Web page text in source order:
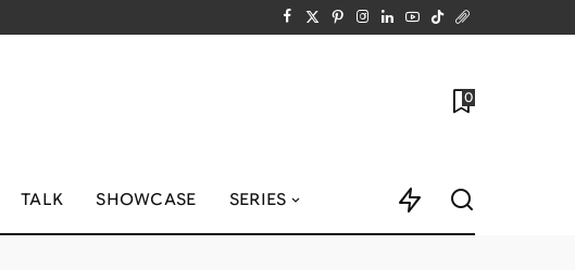
0
TALK SHOWCASE SERIES